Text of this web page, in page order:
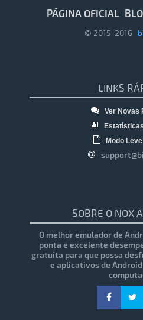
PÁGINA OFICIAL ·
© 2015-2016
LINKS
Ver Novas
Modo
SOBRE O NOX
O melhor emulador de
ponta e excelente
gratuita para que possa
e aplicativos de